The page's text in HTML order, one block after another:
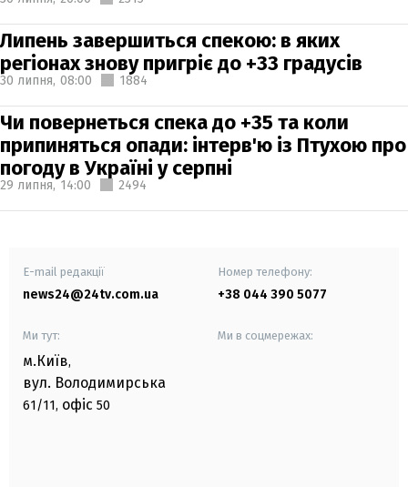
Липень завершиться спекою: в яких
регіонах знову пригріє до +33 градусів
30 липня, 08:00 1884
Чи повернеться спека до +35 та коли
припиняться опади: інтерв'ю із Птухою про
погоду в Україні у серпні
29 липня, 14:00 2494
E-mail редакції
news24@24tv.com.ua
Номер телефону:
+38 044 390 5077
Ми тут:
м.Київ,
вул. Володимирська
61/11, офіс 50
Ми в соцмережах: